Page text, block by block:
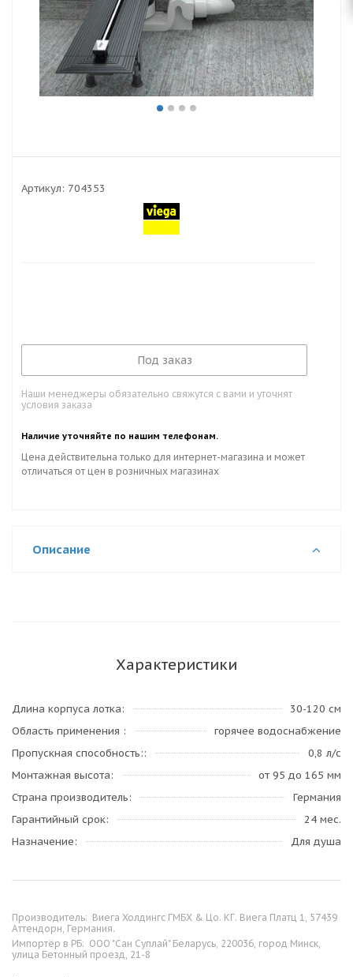
Артикул: 704353
Под заказ
Наши менеджеры обязательно свяжутся с вами и уточнят
условия заказа
Наличие уточняйте по нашим телефонам.
Цена действительна только для интернет-магазина и может
отличаться от цен в розничных магазинах
Описание
Характеристики
Длина корпуса лотка
30-120 см
Область применения
горячее водоснабжение
Пропускная способность:
0,8 л/с
Монтажная высота
от 95 до 165 мм
Страна производитель
Германия
Гарантийный срок
24 мес.
Назначение
Для душа
Производитель: Виега Холдингс ГМБХ & Цо. КГ. Виега Платц 1, 57439
Аттендорн, Германия.
Импортёр в РБ: ООО "Сан Суплай" Беларусь, 220036, город Минск,
улица Бетонный проезд, 21-8